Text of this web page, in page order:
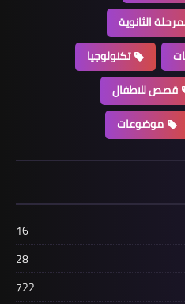
الثانوية
تكنولوجيا
قصص للاطفال
موضوعات
16
28
722